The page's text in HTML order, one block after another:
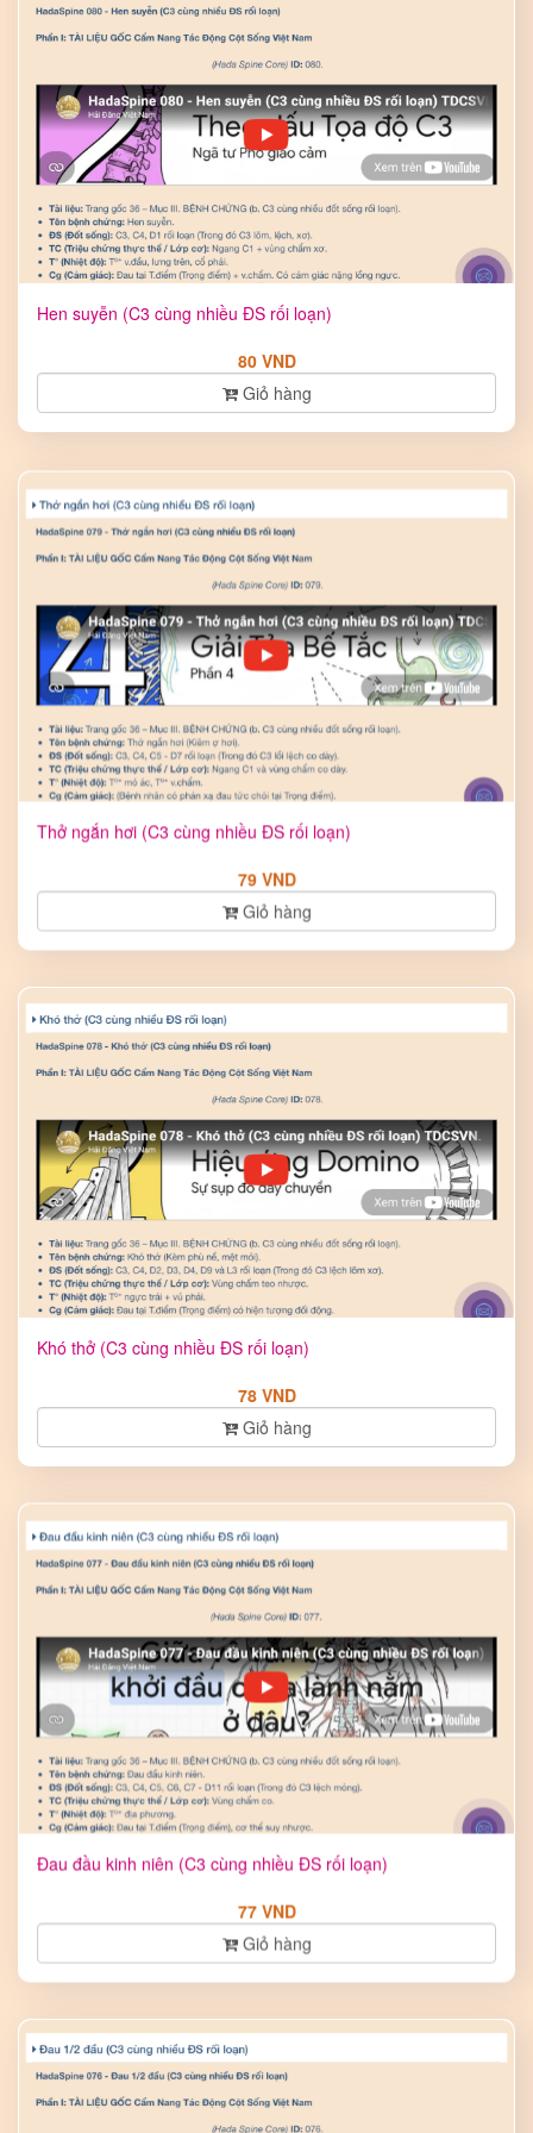
Hen suyễn (C3 cùng nhiều ĐS rối loạn)
80 VND
Giỏ hàng
Thở ngắn hơi (C3 cùng nhiều ĐS rối loạn)
79 VND
Giỏ hàng
Khó thở (C3 cùng nhiều ĐS rối loạn)
78 VND
Giỏ hàng
Đau đầu kinh niên (C3 cùng nhiều ĐS rối loạn)
77 VND
Giỏ hàng